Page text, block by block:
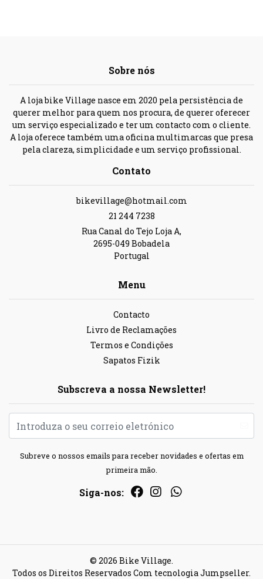
Sobre nós
A loja bike Village nasce em 2020 pela persistência de
querer melhor para quem nos procura, de querer oferecer
um serviço especializado e ter um contacto com o cliente.
A loja oferece também uma oficina multimarcas que presa
pela clareza, simplicidade e um serviço profissional.
Contato
bikevillage@hotmail.com
21 244 7238
Rua Canal do Tejo Loja A,
2695-049 Bobadela
Portugal
Menu
Contacto
Livro de Reclamações
Termos e Condições
Sapatos Fizik
Subscreva a nossa Newsletter!
Subreve o nossos emails para receber novidades e ofertas em
primeira mão.
Siga-nos:
© 2026 Bike Village.
Todos os Direitos Reservados Com tecnologia Jumpseller.